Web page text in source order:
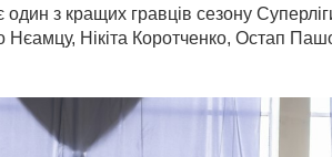
один з кращих гравців сезону
Нєамцу, Нікіта Коротченко, Остап